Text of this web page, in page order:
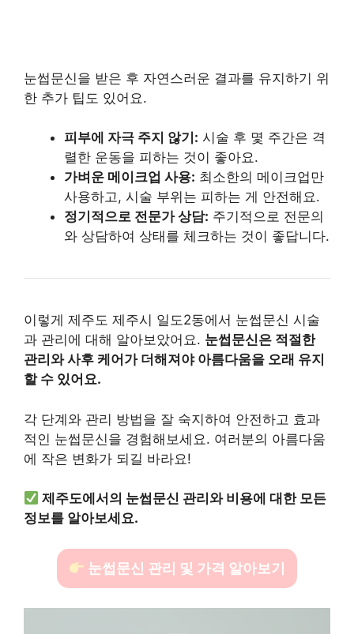
눈썹문신을 받은 후 자연스러운 결과를 유지하기 위
한 추가 팁도 있어요.
피부에 자극 주지 않기: 시술 후 몇 주간은 격
렬한 운동을 피하는 것이 좋아요.
가벼운 메이크업 사용: 최소한의 메이크업만
사용하고, 시술 부위는 피하는 게 안전해요.
정기적으로 전문가 상담: 주기적으로 전문의
와 상담하여 상태를 체크하는 것이 좋답니다.
이렇게 제주도 제주시 일도2동에서 눈썹문신 시술
과 관리에 대해 알아보았어요. 눈썹문신은 적절한
관리와 사후 케어가 더해져야 아름다움을 오래 유지
할 수 있어요.
각 단계와 관리 방법을 잘 숙지하여 안전하고 효과
적인 눈썹문신을 경험해보세요. 여러분의 아름다움
에 작은 변화가 되길 바라요!
제주도에서의 눈썹문신 관리와 비용에 대한 모든
정보를 알아보세요.
눈썹문신 관리 및 가격 알아보기